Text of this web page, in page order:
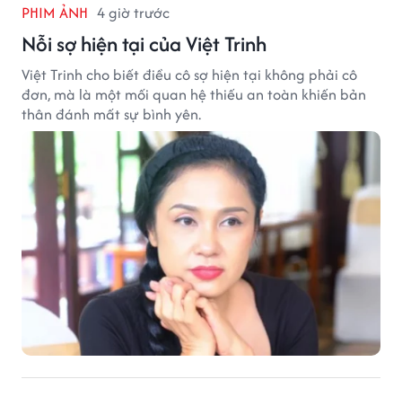
PHIM ẢNH 4 giờ trước
Nỗi sợ hiện tại của Việt Trinh
Việt Trinh cho biết điều cô sợ hiện tại không phải cô
đơn, mà là một mối quan hệ thiếu an toàn khiến bản
thân đánh mất sự bình yên.